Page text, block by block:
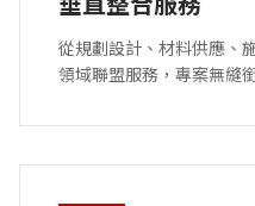
從規劃設計、材料供應、
領域聯盟服務，專案無縫